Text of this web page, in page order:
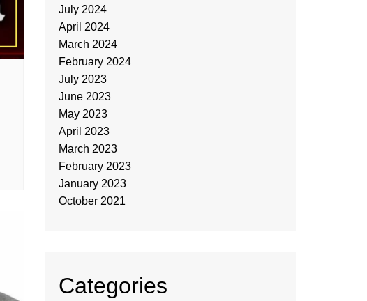
July 2024
April 2024
March 2024
February 2024
July 2023
June 2023
May 2023
April 2023
March 2023
February 2023
January 2023
October 2021
Categories